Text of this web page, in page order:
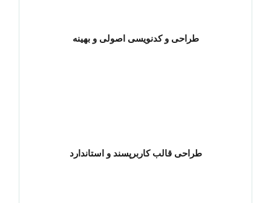
طراحی و کدنویسی اصولی و بهینه
طراحی قالب کاربرپسند و استاندارد